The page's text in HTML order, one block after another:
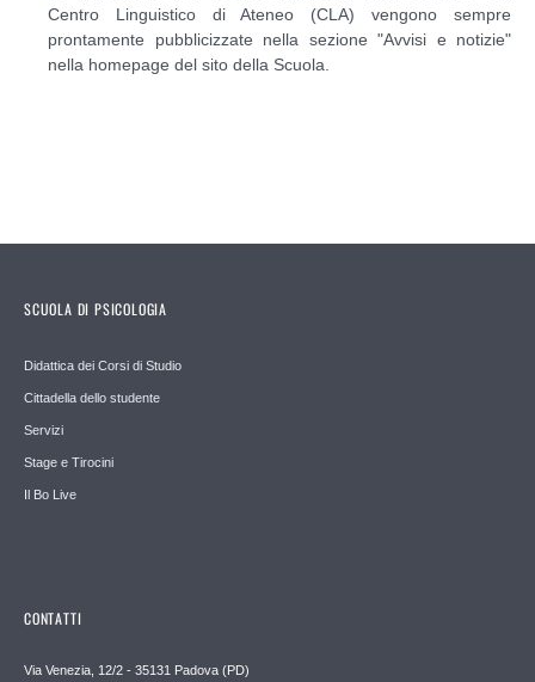
Centro Linguistico di Ateneo (CLA) vengono sempre
prontamente pubblicizzate nella sezione "Avvisi e notizie"
nella homepage del sito della Scuola.
SCUOLA DI PSICOLOGIA
Didattica dei Corsi di Studio
Cittadella dello studente
Servizi
Stage e Tirocini
Il Bo Live
CONTATTI
Via Venezia, 12/2 - 35131 Padova (PD)